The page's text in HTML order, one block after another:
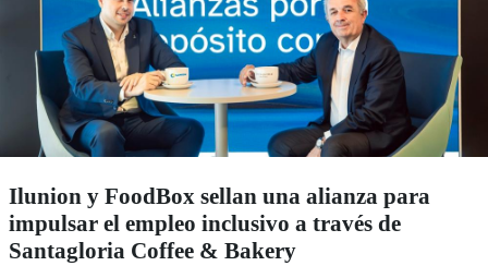
Ilunion y FoodBox sellan una alianza para
impulsar el empleo inclusivo a través de
Santagloria Coffee & Bakery